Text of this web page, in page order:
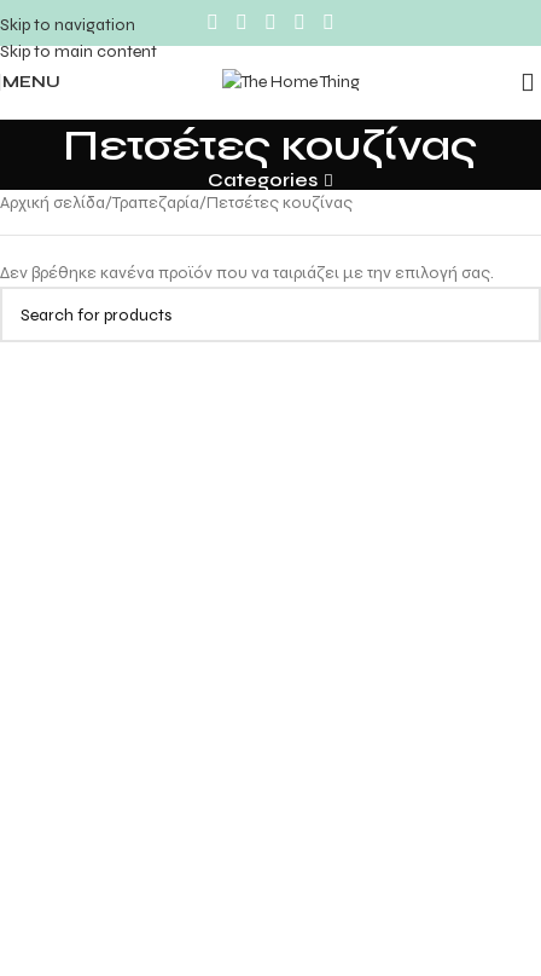
Skip to navigation
Skip to main content
MENU
Πετσέτες κουζίνας
Categories
Αρχική σελίδα Τραπεζαρία Πετσέτες κουζίνας
Δεν βρέθηκε κανένα προϊόν που να ταιριάζει με την επιλογή σας.